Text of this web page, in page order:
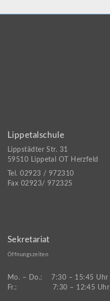
Lippetalschule
Lippstädter Str. 31
59510 Lippetal OT Herzfeld
Tel. 02923 / 972310
Fax 02923/ 972325
Sekretariat
Öffnungszeiten
Mo. – Do.: 7:30 – 15:45 Uhr
Fr.: 7:30 – 12:45 Uhr